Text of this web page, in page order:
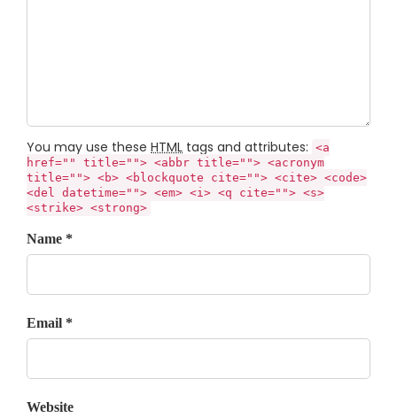
You may use these HTML tags and attributes: <a
href="" title=""> <abbr title=""> <acronym
title=""> <b> <blockquote cite=""> <cite> <code>
<del datetime=""> <em> <i> <q cite=""> <s>
<strike> <strong>
Name *
Email *
Website